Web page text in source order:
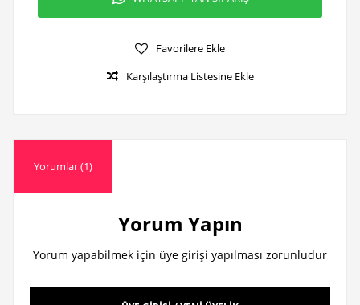
Favorilere Ekle
Karşılaştırma Listesine Ekle
Yorumlar (1)
Yorum Yapın
Yorum yapabilmek için üye girişi yapılması zorunludur